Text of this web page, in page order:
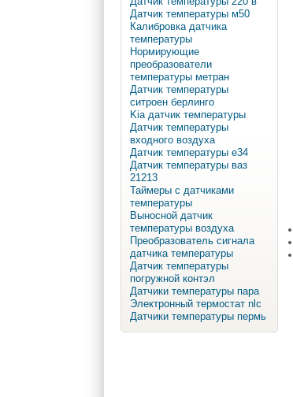
Датчик температуры м50
Калибровка датчика
температуры
Нормирующие
преобразователи
температуры метран
Датчик температуры
ситроен берлинго
Kia датчик температуры
Датчик температуры
входного воздуха
Датчик температуры e34
Датчик температуры ваз
21213
Таймеры с датчиками
температуры
Выносной датчик
температуры воздуха
Преобразователь сигнала
датчика температуры
Датчик температуры
погружной контэл
Датчики температуры пара
Электронный термостат nlc
Датчики температуры пермь